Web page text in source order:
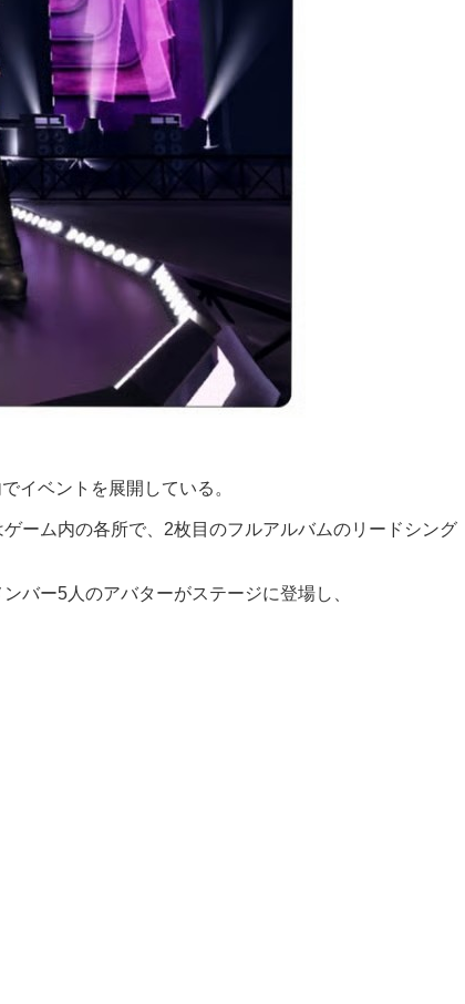
イベントを展開している。
ーム内の各所で、2枚目のフルアルバムのリードシング
バー5人のアバターがステージに登場し、